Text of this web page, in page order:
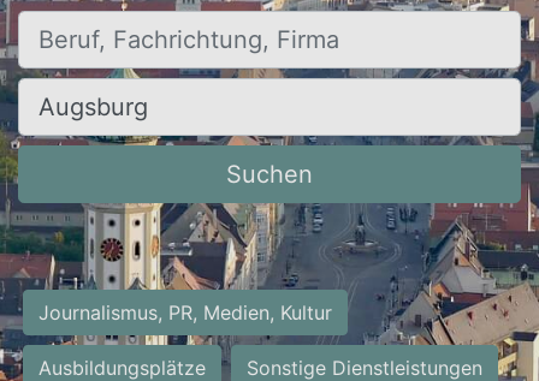
Beruf, Fachrichtung, Firma
Ort, Stadt
Suchen
Journalismus, PR, Medien, Kultur
Ausbildungsplätze Sonstige Dienstleistungen